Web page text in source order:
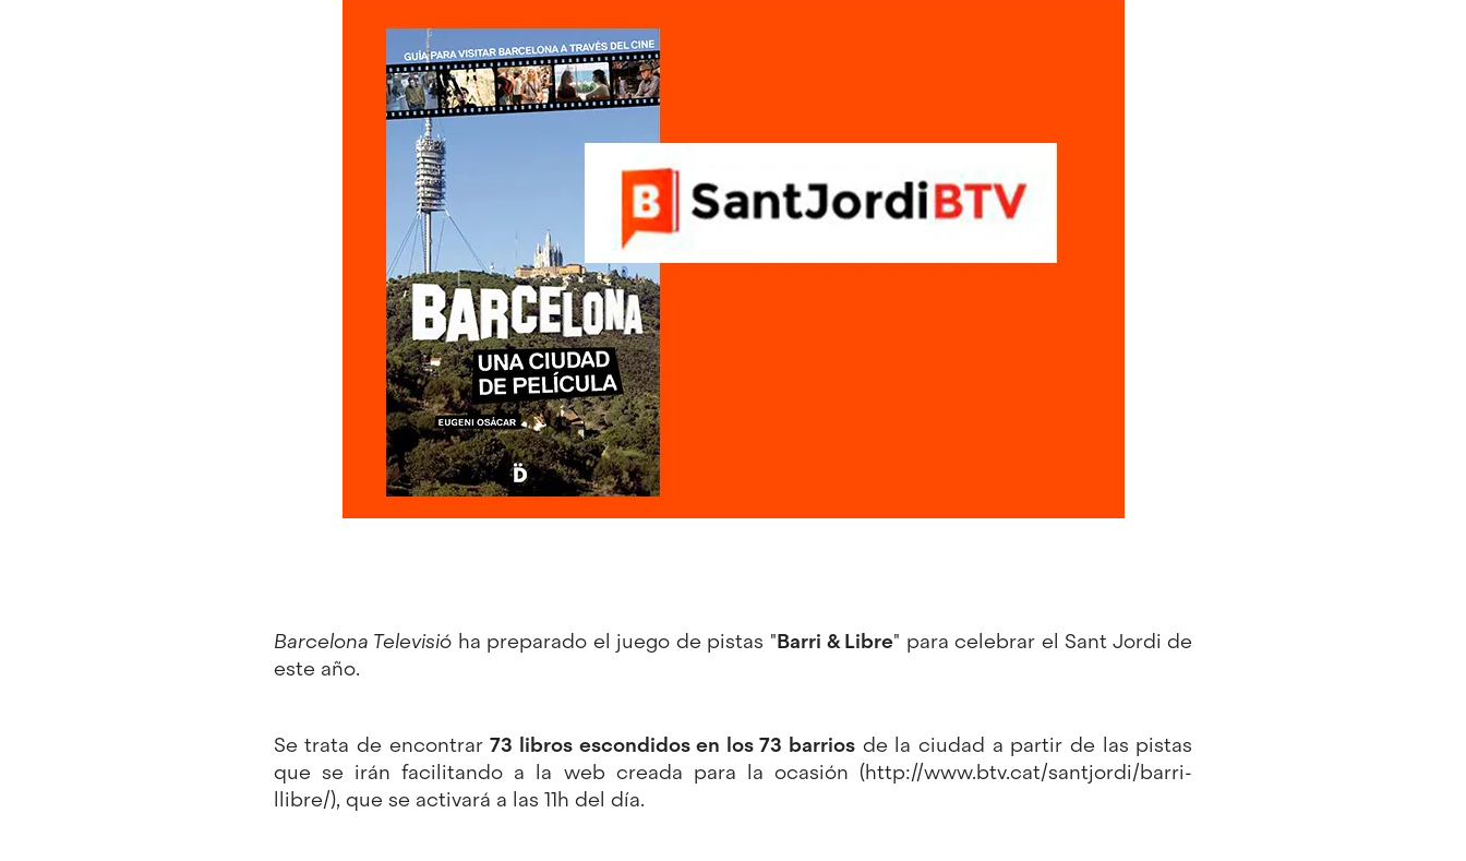
Barcelona Televisió ha preparado el juego de pistas "Barri & Libre" para celebrar el Sant Jordi de
este año.
Se trata de encontrar73 libros escondidos en los 73 barrios de la ciudad a partir de las pistas
que se irán facilitando a la web creada para la ocasión (http://www.btv.cat/santjordi/barri-
llibre/), que se activará a las 11h del día.